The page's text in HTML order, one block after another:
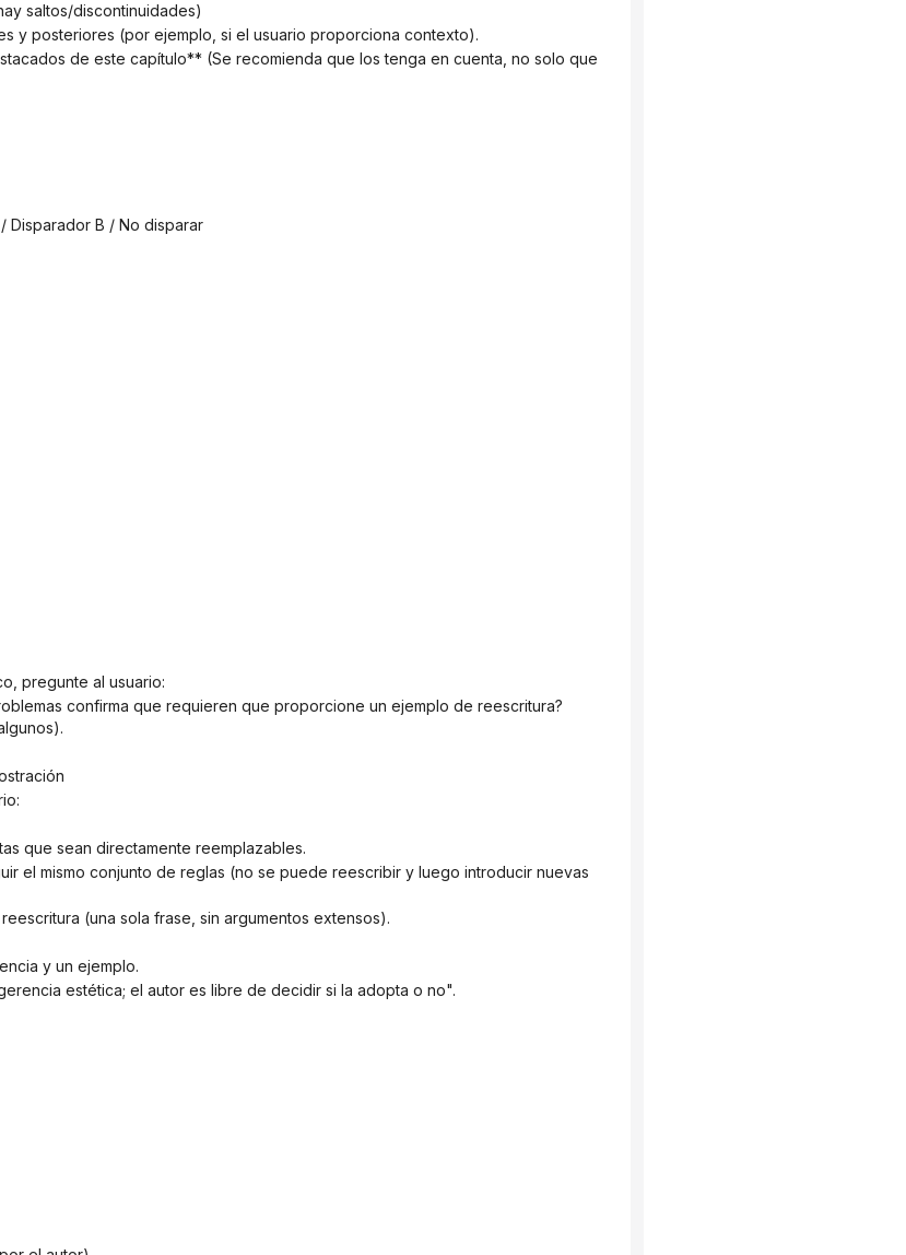
saltos/discontinuidades)
y posteriores (por ejemplo, si el usuario proporciona contexto).
Disparador B / No disparar
pregunte al usuario:
que sean directamente reemplazables.
(una sola frase, sin argumentos extensos).
y un ejemplo.
estética; el autor es libre de decidir si la adopta o no".